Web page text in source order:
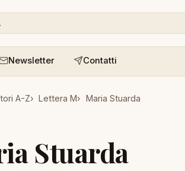
Newsletter Contatti
A-Z Lettera M Maria Stuarda
Stuarda